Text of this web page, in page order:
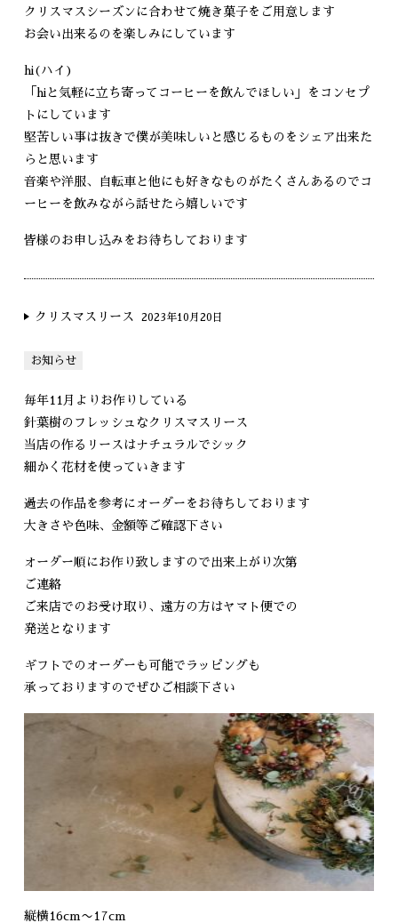
クリスマスシーズンに合わせて焼き菓子をご用意します
お会い出来るのを楽しみにしています
hi(ハイ)
「hiと気軽に立ち寄ってコーヒーを飲んでほしい」をコンセプ
トにしています
堅苦しい事は抜きで僕が美味しいと感じるものをシェア出来た
らと思います
音楽や洋服、自転車と他にも好きなものがたくさんあるのでコ
ーヒーを飲みながら話せたら嬉しいです
皆様のお申し込みをお待ちしております
クリスマスリース 2023年10月20日
お知らせ
毎年11月よりお作りしている
針葉樹のフレッシュなクリスマスリース
当店の作るリースはナチュラルでシック
細かく花材を使っていきます
過去の作品を参考にオーダーをお待ちしております
大きさや色味、金額等ご確認下さい
オーダー順にお作り致しますので出来上がり次第
ご連絡
ご来店でのお受け取り、遠方の方はヤマト便での
発送となります
ギフトでのオーダーも可能でラッピングも
承っておりますのでぜひご相談下さい
縦横16cm〜17cm